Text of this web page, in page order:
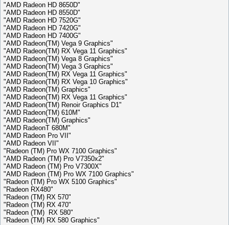
"AMD Radeon HD 8650D"
"AMD Radeon HD 8550D"
"AMD Radeon HD 7520G"
"AMD Radeon HD 7420G"
"AMD Radeon HD 7400G"
"AMD Radeon(TM) Vega 9 Graphics"
"AMD Radeon(TM) RX Vega 11 Graphics"
"AMD Radeon(TM) Vega 8 Graphics"
"AMD Radeon(TM) Vega 3 Graphics"
"AMD Radeon(TM) RX Vega 11 Graphics"
"AMD Radeon(TM) RX Vega 10 Graphics"
"AMD Radeon(TM) Graphics"
"AMD Radeon(TM) RX Vega 11 Graphics"
"AMD Radeon(TM) Renoir Graphics D1"
"AMD Radeon(TM) 610M"
"AMD Radeon(TM) Graphics"
"AMD RadeonT 680M"
"AMD Radeon Pro VII"
"AMD Radeon VII"
"Radeon (TM) Pro WX 7100 Graphics"
"AMD Radeon (TM) Pro V7350x2"
"AMD Radeon (TM) Pro V7300X"
"AMD Radeon (TM) Pro WX 7100 Graphics"
"Radeon (TM) Pro WX 5100 Graphics"
"Radeon RX480"
"Radeon (TM) RX 570"
"Radeon (TM) RX 470"
"Radeon (TM) RX 580"
"Radeon (TM) RX 580 Graphics"